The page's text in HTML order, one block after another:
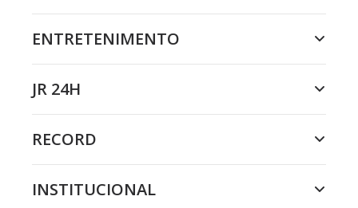
ENTRETENIMENTO
JR 24H
RECORD
INSTITUCIONAL